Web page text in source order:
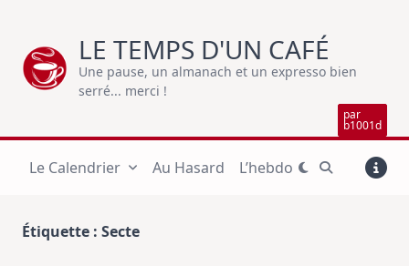
content
LE TEMPS D'UN CAFÉ
Une pause, un almanach et un expresso bien
serré... merci !
par
b1001d
Le Calendrier Au Hasard L’hebdo
Étiquette : Secte